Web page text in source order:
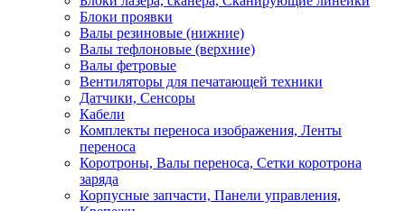
Блоки проявки
Валы резиновые (нижние)
Валы тефлоновые (верхние)
Валы фетровые
Вентиляторы для печатающей техники
Датчики, Сенсоры
Кабели
Комплекты переноса изображения, Ленты
переноса
Коротроны, Валы переноса, Сетки коротрона
заряда
Корпусные запчасти, Панели управления,